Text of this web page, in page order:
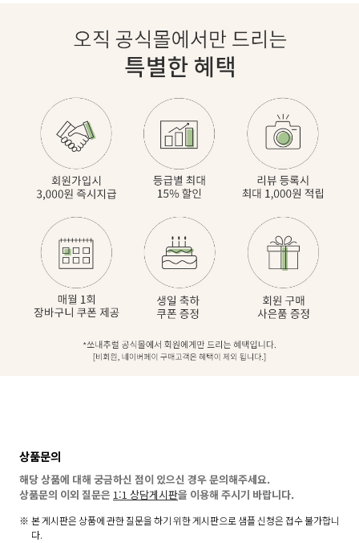
상품문의
해당 상품에 대해 궁금하신 점이 있으신 경우 문의해주세요.
상품문의 이외 질문은 1:1 상담게시판을 이용해 주시기 바랍니다.
본 게시판은 상품에 관한 질문을 하기 위한 게시판으로 샘플 신청은 접수 불가합니
다.